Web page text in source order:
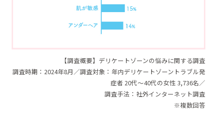
【調査概要】デリケートゾーンの悩みに関する調査
調査時期：2024年8月／調査対象：年内デリケートゾーントラブル発
症者 20代～40代の女性 3,736名／
調査手法：社外インターネット調査
※複数回答